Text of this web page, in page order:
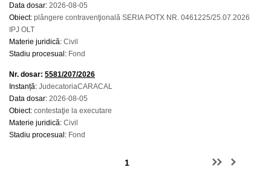
Data dosar: 2026-08-05
Obiect: plângere contravenţională SERIA POTX NR. 0461225/25.07.2026
IPJ OLT
Materie juridică: Civil
Stadiu procesual: Fond
Nr. dosar: 5581/207/2026
Instanță: JudecatoriaCARACAL
Data dosar: 2026-08-05
Obiect: contestaţie la executare
Materie juridică: Civil
Stadiu procesual: Fond